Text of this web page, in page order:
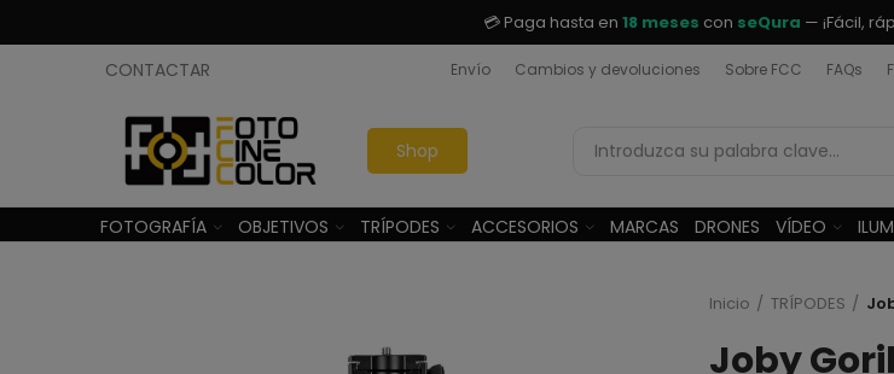
💳 Paga hasta en 18 meses con seQura — ¡Fácil,
CONTACTAR Envío Cambios y devoluciones Sobre FCC FAQs
Shop
FOTOGRAFÍA OBJETIVOS TRÍPODES ACCESORIOS MARCAS DRONES VÍDEO
Inicio TRÍPODES
Joby